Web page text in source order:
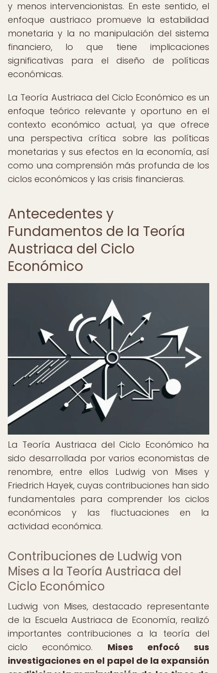
y menos intervencionistas. En este sentido, el
enfoque austriaco promueve la estabilidad
monetaria y la no manipulación del sistema
financiero, lo que tiene implicaciones
significativas para el diseño de políticas
económicas.
La Teoría Austriaca del Ciclo Económico es un
enfoque teórico relevante y oportuno en el
contexto económico actual, ya que ofrece
una perspectiva crítica sobre las políticas
monetarias y sus efectos en la economía, así
como una comprensión más profunda de los
ciclos económicos y las crisis financieras.
Antecedentes y
Fundamentos de la Teoría
Austriaca del Ciclo
Económico
La Teoría Austriaca del Ciclo Económico ha
sido desarrollada por varios economistas de
renombre, entre ellos Ludwig von Mises y
Friedrich Hayek, cuyas contribuciones han sido
fundamentales para comprender los ciclos
económicos y las fluctuaciones en la
actividad económica.
Contribuciones de Ludwig von
Mises a la Teoría Austriaca del
Ciclo Económico
Ludwig von Mises, destacado representante
de la Escuela Austriaca de Economía, realizó
importantes contribuciones a la teoría del
ciclo económico. Mises enfocó sus
investigaciones en el papel de la expansión